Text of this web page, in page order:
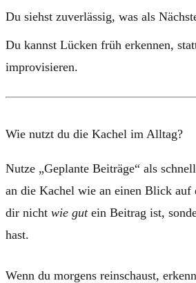
Du siehst zuverlässig, was als
Du kannst Lücken früh erkennen,
improvisieren.
Wie nutzt du die Kachel im Alltag?
Nutze „Geplante Beiträge“ als
an die Kachel wie an einen Blick auf
dir nicht wie gutein Beitrag ist,
hast.
Wenn du morgens reinschaust,